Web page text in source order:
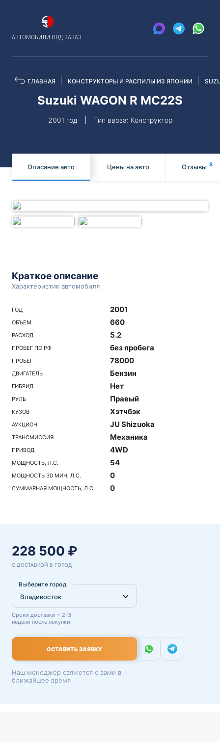
АВТОМОБИЛИ ПОД ЗАКАЗ
ГЛАВНАЯ КОНСТРУКТОРЫ И РАСПИЛЫ ИЗ ЯПОНИИ
Suzuki WAGON R MC22S
2001 год Тип ввоза: Конструктор
Описание авто Цены на авто Отзывы 8
Краткое описание
Характеристик автомобиля
ГОД 2001
ОБЪЕМ 660
РАСХОД 5.2
ПРОБЕГ ПО РФ без пробега
ПРОБЕГ 78000
ДВИГАТЕЛЬ Бензин
ГИБРИД Нет
РУЛЬ Правый
КУЗОВ Хэтчбэк
АУКЦИОН JU Shizuoka
ТРАНСМИССИЯ Механика
ПРИВОД 4WD
МОЩНОСТЬ, Л.С. 54
МОЩНОСТЬ 30 МИН, Л.С. 0
СУММАРНАЯ МОЩНОСТЬ, Л.С. 0
228 500 ₽
С ДОСТАВКОЙ В ГОРОД:
Выберите город
Сроки доставки ~ 2-3
недели после покупки
ОСТАВИТЬ ЗАЯВКУ
Наш менеджер свяжется с вами в
ближайшее время